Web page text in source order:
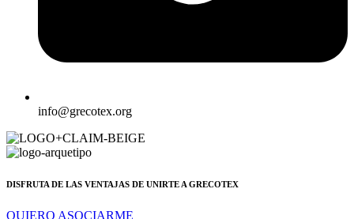
info@grecotex.org
DISFRUTA DE LAS VENTAJAS DE UNIRTE A GRECOTEX
QUIERO ASOCIARME